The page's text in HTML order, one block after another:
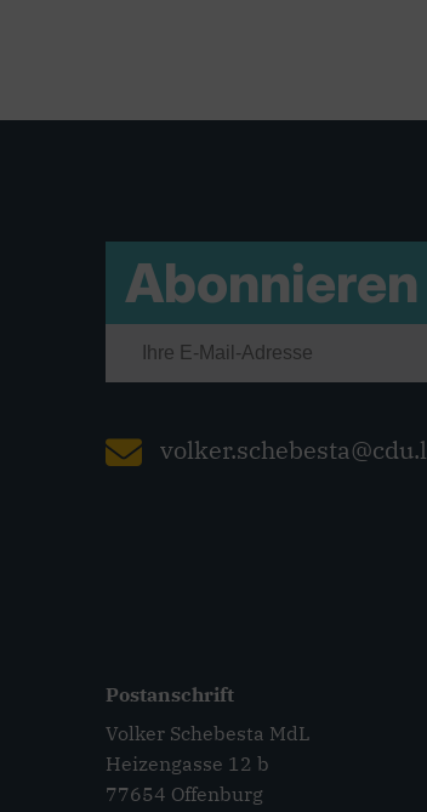
Postanschrift
Volker Schebesta MdL
Heizengasse 12 b
77654 Offenburg